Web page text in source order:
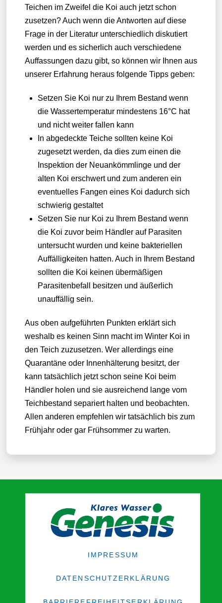
Teichen im Zweifel die Koi auch jetzt schon
zusetzen? Auch wenn die Antworten auf diese
Frage in der Literatur unterschiedlich diskutiert
werden und es sicherlich auch verschiedene
Auffassungen dazu gibt, so können wir Ihnen aus
unserer Erfahrung heraus folgende Tipps geben:
Setzen Sie Koi nur zu Ihrem Bestand wenn
die Wassertemperatur mindestens 16°C hat
und nicht weiter fallen kann
In abgedeckte Teiche sollten keine Koi
zugesetzt werden, da dies zum einen die
Inspektion der Neuankömmlinge und der
alten Koi erschwert und zum anderen ein
eventuelles Fangen eines Koi dadurch sich
schwierig gestaltet
Setzen Sie nur Koi zu Ihrem Bestand wenn
die Koi zuvor beim Händler auf Parasiten
untersucht wurden und keine bakteriellen
Auffälligkeiten hatten. Auch in Ihrem Bestand
sollten die Koi keinen übermäßigen
Parasitenbefall besitzen und äußerlich
unauffällig sein.
Aus oben aufgeführten Punkten erklärt sich
weshalb es keinen Sinn macht im Winter Koi in
den Teich zuzusetzen. Wer allerdings eine
Quarantäne oder Innenhälterung besitzt, der
kann tatsächlich jetzt schon seine Koi beim
Händler holen und sie ausreichend lange vom
Teichbestand separiert halten und beobachten.
Allen anderen empfehlen wir tatsächlich bis zum
Frühjahr oder gar Frühsommer zu warten.
IMPRESSUM
DATENSCHUTZERKLÄRUNG